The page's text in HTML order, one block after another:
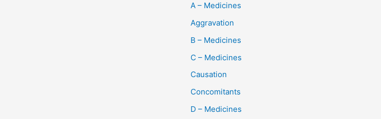
A – Medicines
Aggravation
B – Medicines
C – Medicines
Causation
Concomitants
D – Medicines